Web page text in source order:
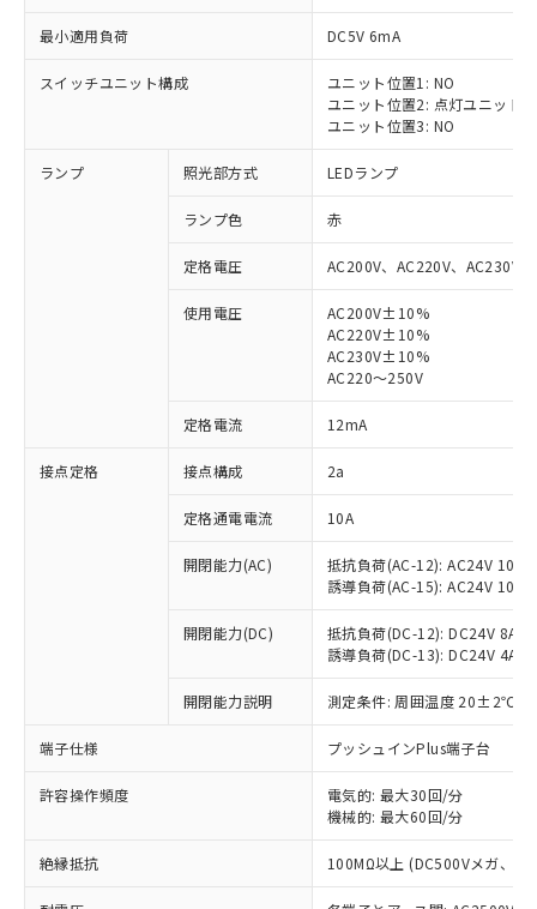
最小適用負荷 DC5V 6mA
スイッチユニット構成
ユニット位置1: NO
ユニット位置2: 点灯ユニット
ユニット位置3: NO
ランプ 照光部方式 LEDランプ
ランプ色 赤
定格電圧 AC200V、AC220V、AC230V
使用電圧
AC200V±10%
AC220V±10%
AC230V±10%
AC220～250V
定格電流 12mA
接点定格 接点構成 2a
定格通電電流 10A
開閉能力(AC)
抵抗負荷(AC-12): AC24V 10A/
誘導負荷(AC-15): AC24V
開閉能力(DC)
抵抗負荷(DC-12): DC24V 8A/
誘導負荷(DC-13): DC24V 4A/
開閉能力説明 測定条件: 周囲温度 20±2℃、
端子仕様 プッシュインPlus端子台
許容操作頻度
電気的: 最大30回/分
機械的: 最大60回/分
絶縁抵抗 100MΩ以上 (DC500Vメガ、点
以下の条件をお読みいただき、同意のうえ
本サービスは、当社制御機器事業取扱
商品の当社在庫状況および標準価格
(税抜)を提供させていただくもので
本サービスの対象外となる商品もある
ことをご了承ください。
在庫状況および標準価格照会結果は、
記載している更新日時点での社内デー
タに基づき作成されるものであり、閲
覧された時点での実際の在庫および標
対応済み：EU RoHS指令（10物質）の
非含有に対応した製品が提供可能な商品で
対応予定：EU RoHS指令（10物質）の非含
有に対応した製品に切り替える予定のある
対応予定なし：EU RoHS指令（10物質）の
非含有に非対応の商品で、対応品を出す予
調査・確認中：EU RoHS指令（10物質）の
非含有の対応状況を調査中または確認中の
非該当品：ライセンス料など無形物で、有
害物質有無と関係のない商品です。
仕入先様の事情により、非含有部品として
いたものが、含有品と判明した場合などや
むを得ず変更することがあります。
鉛(Pb) 1000ppm以下、 水銀(Hg) 1000ppm以下、 カド
六価クロム(Cr(Ⅵ)) 1000ppm以下、ポリ臭化ビフェニル
※1 中国RoHS○×表
「○」：最大均質材料含有率が中国RoHSの
基準値以下であることを示します。
「×」：最大均質材料含有率が中国RoHSの
基準値を超えていることを示します。
「－」：未確認です。当社販売部門へお問
*中国RoHS10物質の基準値 (GB/T26572)：
Pb(鉛) :1000ppm、 Hg(水銀) : 1000ppm、 Cd(カドミウ
当社は、これら貴社製品のうち、外国
為替および外国貿易法に定める商品
（以下｢規制貨物等」という）を輸出
または国外への提供する場合は、日本
国政府の輸出許可(または役務取引許
可)を取得するなどの必要な手続きを